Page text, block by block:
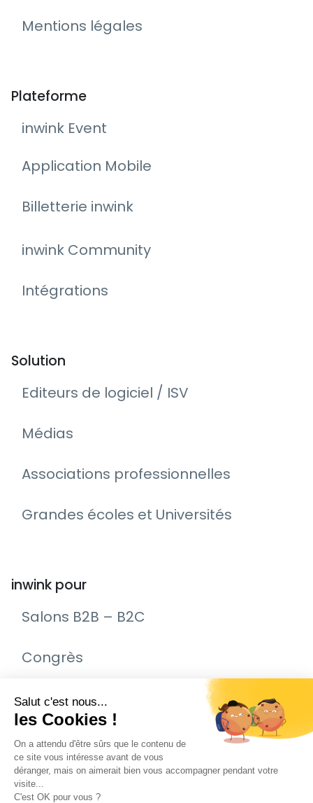
Mentions légales
Plateforme
inwink Event
Application Mobile
Billetterie inwink
inwink Community
Intégrations
Solution
Editeurs de logiciel / ISV
Médias
Associations professionnelles
Grandes écoles et Universités
inwink pour
Salons B2B – B2C
Congrès
Remise de prix – Awards
Journée Portes Ouvertes (JPO)